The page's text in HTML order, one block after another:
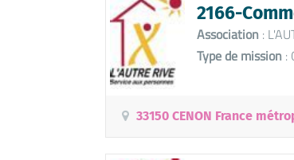
2166-
Association :
Type de mission :
33150 CENON France